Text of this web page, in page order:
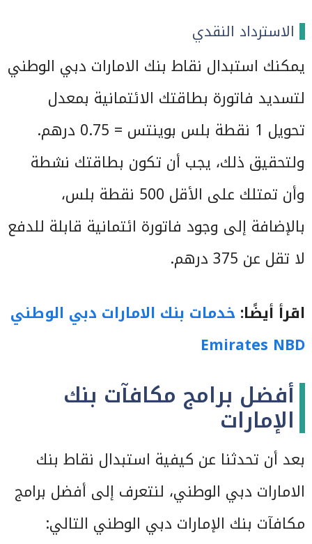
الاسترداد النقدي
يمكنك استبدال نقاط بنك الامارات دبي الوطني
لتسديد فاتورة بطاقتك الائتمانية بمعدل
تحويل 1 نقطة بلس بوينتس = 0.75 درهم.
ولتحقيق ذلك، يجب أن تكون بطاقتك نشطة
وأن تمتلك على الأقل 500 نقطة بلس،
بالإضافة إلى وجود فاتورة ائتمانية قابلة للدفع
لا تقل عن 375 درهم.
اقرأ أيضًا: خدمات بنك الامارات دبي الوطني
Emirates NBD
أفضل برامج مكافآت بنك
الإمارات
بعد أن تحدثنا عن كيفية استبدال نقاط بنك
الامارات دبي الوطني، لنتعرف إلى أفضل برامج
مكافآت بنك الإمارات دبي الوطني التالي: